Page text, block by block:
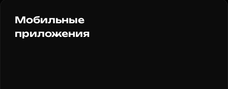
Мобильные
приложения